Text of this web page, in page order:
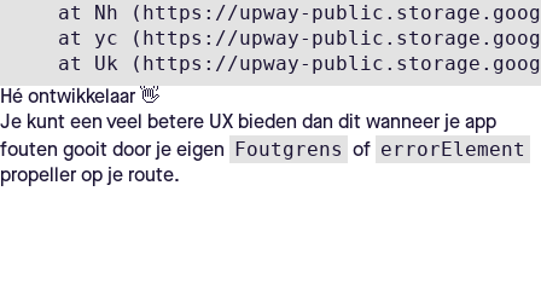
at Nh (https://upway-
at yc (https://upway-
at Uk (https://upway-
Hé ontwikkelaar 👋
Je kunt een veel betere UX bieden dan dit wanneer je app
fouten gooit door je eigen
Foutgrens of errorElement
propeller op je route.